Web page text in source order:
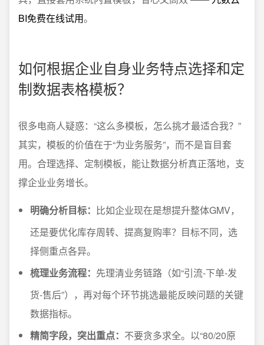
BI免费在线试用。
如何根据企业自身业务特点选择和定
制数据表格模板？
很多电商人疑惑：“这么多模板，怎么挑才最适合我？”
其实，模板的价值在于“为业务服务”，而不是盲目套
用。合理选择、定制模板，能让数据分析真正落地，支
撑企业业务增长。
明确分析目标： 比如企业现在是想提升整体GMV，
还是要优化库存周转、提高复购率？目标不同，选
择侧重点各异。
梳理业务流程： 先理清业务链路（如“引流-下单-发
货-售后”），再对每个环节挑选最能反映问题的关键
数据指标。
精简字段，突出重点： 不要贪多求全。以“80/20原